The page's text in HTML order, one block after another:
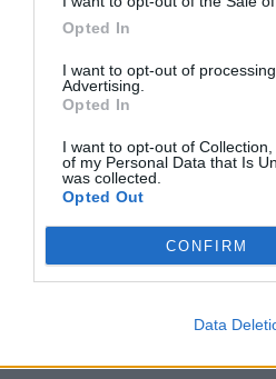
Opted In
I want to opt-out of
Advertising.
Opted In
I want to opt-out of
of my Personal Data that Is
was collected.
Opted Out
CONFIRM
Data